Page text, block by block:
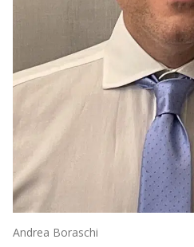
Andrea Boraschi